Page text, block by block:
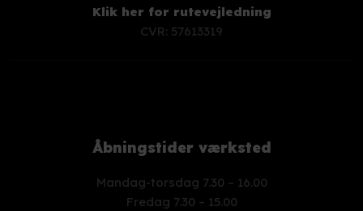
Klik her for rutevejledning
CVR: 57613319
Åbningstider værksted
Mandag-torsdag 7.30 – 16.00
​Fredag 7.30 – 15.00